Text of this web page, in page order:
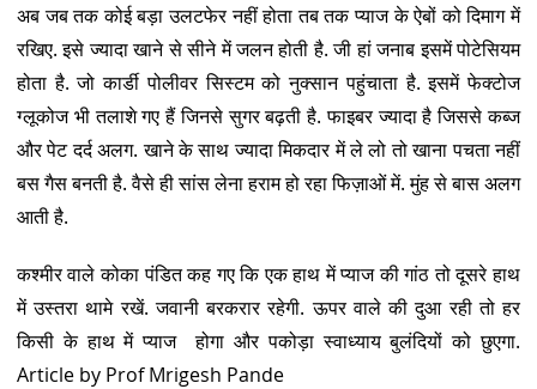
अब जब तक कोई बड़ा उलटफेर नहीं होता तब तक प्याज के ऐबों को दिमाग में
रखिए. इसे ज्यादा खाने से सीने में जलन होती है. जी हां जनाब इसमें पोटेसियम
होता है. जो कार्डी पोलीवर सिस्टम को नुक्सान पहुंचाता है. इसमें फेक्टोज
ग्लूकोज भी तलाशे गए हैं जिनसे सुगर बढ़ती है. फाइबर ज्यादा है जिससे कब्ज
और पेट दर्द अलग. खाने के साथ ज्यादा मिकदार में ले लो तो खाना पचता नहीं
बस गैस बनती है. वैसे ही सांस लेना हराम हो रहा फिज़ाओं में. मुंह से बास अलग
आती है.
कश्मीर वाले कोका पंडित कह गए कि एक हाथ में प्याज की गांठ तो दूसरे हाथ
में उस्तरा थामे रखें. जवानी बरकरार रहेगी. ऊपर वाले की दुआ रही तो हर
किसी के हाथ में प्याज होगा और पकोड़ा स्वाध्याय बुलंदियों को छुएगा.
Article by Prof Mrigesh Pande